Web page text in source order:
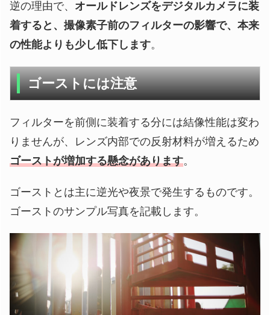
逆の理由で、 オールドレンズをデジタルカメラに装
着すると、撮像素子前のフィルターの影響で、本来
の性能よりも少し低下します。
ゴーストには注意
フィルターを前側に装着する分には結像性能は変わ
りませんが、レンズ内部での反射材料が増えるため
ゴーストが増加する懸念があります。
ゴーストとは主に逆光や夜景で発生するものです。
ゴーストのサンプル写真を記載します。